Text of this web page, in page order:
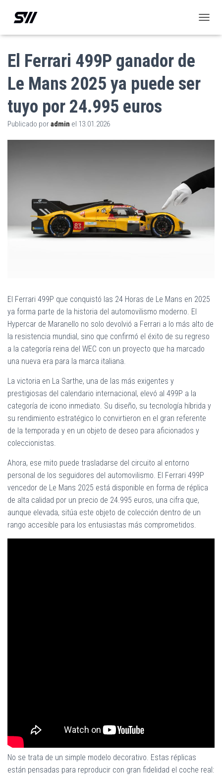
A
N
El Ferrari 499P ganador de
Le Mans 2025 ya puede ser
tuyo por 24.995 euros
Publicado poradmin el 13.01.2026
El Ferrari 499P que conquistó las 24 Horas de Le Mans en 2025
ya forma parte de la historia del automovilismo moderno. El
Hypercar de Maranello no solo devolvió a Ferrari a lo más alto de
la resistencia mundial, sino que confirmó el éxito de su regreso
a la categoría reina del WEC con un proyecto que ha marcado
una nueva era para la marca italiana.
La victoria en La Sarthe, una de las más exigentes y
prestigiosas del calendario internacional, elevó al 499P a la
categoría de icono inmediato. Su diseño, su tecnología híbrida y
su rendimiento estratégico lo convirtieron en el gran referente
de la temporada y en un objeto de deseo para aficionados y
coleccionistas.
Ahora, ese mito puede trasladarse del circuito al entorno
personal de los seguidores del automovilismo. El Ferrari 499P
vencedor de Le Mans 2025 está disponible en forma de réplica
de alta calidad por un precio de 24.995 euros, una cifra que,
aunque elevada, sitúa este objeto de colección dentro de un
rango accesible para los entusiastas más comprometidos.
No se trata de un simple modelo decorativo. Estas réplicas
están pensadas para reproducir con gran fidelidad el coche real: